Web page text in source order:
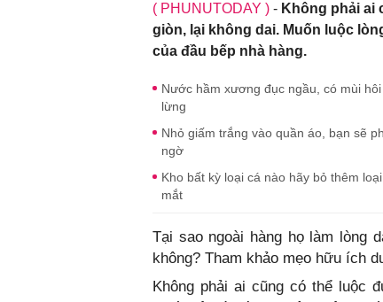
( PHUNUTODAY ) - Không phải ai
giòn, lại không dai. Muốn luộc
của đầu bếp nhà hàng.
Nước hầm xương đục ngầu, có mùi
lừng
Nhỏ giấm trắng vào quần áo, bạn sẽ
ngờ
Kho bất kỳ loại cá nào hãy bỏ thêm
mắt
Tại sao ngoài hàng họ làm lòng
không? Tham khảo mẹo hữu ích
Không phải ai cũng có thể luộc